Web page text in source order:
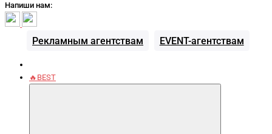
Напиши нам:
Рекламным агентствам EVENT-агентствам
🔥BEST